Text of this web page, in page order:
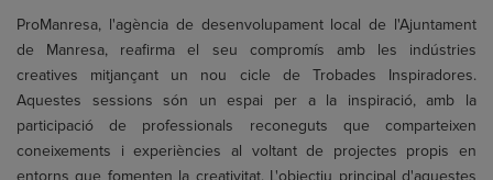
ProManresa, l'agència de desenvolupament local de l'Ajuntament
de Manresa, reafirma el seu compromís amb les indústries
creatives mitjançant un nou cicle de Trobades Inspiradores.
Aquestes sessions són un espai per a la inspiració, amb la
participació de professionals reconeguts que comparteixen
coneixements i experiències al voltant de projectes propis en
entorns que fomenten la creativitat. L'objectiu principal d'aquestes